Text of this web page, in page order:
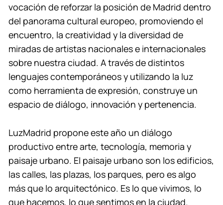
vocación de reforzar la posición de Madrid dentro
del panorama cultural europeo, promoviendo el
encuentro, la creatividad y la diversidad de
miradas de artistas nacionales e internacionales
sobre nuestra ciudad. A través de distintos
lenguajes contemporáneos y utilizando la luz
como herramienta de expresión, construye un
espacio de diálogo, innovación y pertenencia.
LuzMadrid propone este año un diálogo
productivo entre arte, tecnología, memoria y
paisaje urbano. El paisaje urbano son los edificios,
las calles, las plazas, los parques, pero es algo
más que lo arquitectónico. Es lo que vivimos, lo
que hacemos, lo que sentimos en la ciudad.